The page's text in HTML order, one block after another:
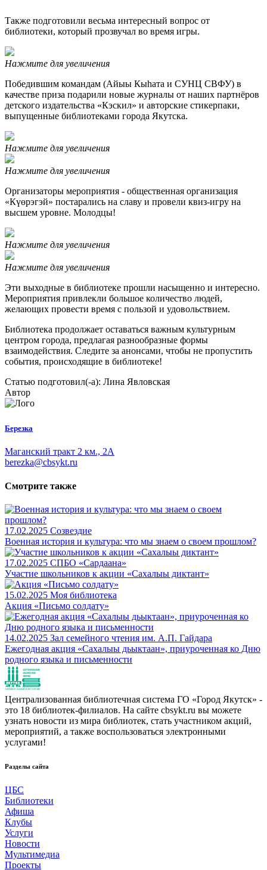
Также подготовили весьма интересный вопрос от
библиотеки, который прозвучал во время игры.
Нажмите для увеличения
Победившим командам (Айыы Кыһата и СУНЦ СВФУ) в
качестве приза подарили новые журналы от наших партнёров
детского издательства «Кэскил» и авторские стикерпаки,
выпущенные библиотеками города Якутска.
Нажмите для увеличения
Нажмите для увеличения
Организаторы мероприятия - общественная организация
«Күөрэгэй» постарались на славу и провели квиз-игру на
высшем уровне. Молодцы!
Нажмите для увеличения
Нажмите для увеличения
Эти выходные в библиотеке прошли насыщенно и интересно.
Мероприятия привлекли большое количество людей,
желающих провести время с пользой и удовольствием.
Библиотека продолжает оставаться важным культурным
центром города, предлагая разнообразные формы
взаимодействия. Следите за анонсами, чтобы не пропустить
события, происходящие в библиотеке!
Статью подготовил(-а): Лина Явловская
Автор
Березка
Маганский тракт 2 км., 2А
berezka@cbsykt.ru
Смотрите также
17.02.2025 Созвездие
Военная история и культура: что мы знаем о своем прошлом?
17.02.2025 СПБО «Сардаана»
Участие школьников к акции «Сахалыы диктант»
15.02.2025 Моя библиотека
Акция «Письмо солдату»
14.02.2025 Зал семейного чтения им. А.П. Гайдара
Ежегодная акция «Сахалыы дьыктаан», приуроченная ко Дню
родного языка и письменности
Централизованная библиотечная система ГО «Город Якутск» -
это 18 библиотек-филиалов. На сайте cbsykt.ru вы можете
узнать новости из мира библиотек, стать участником акций,
мероприятий, а также воспользоваться электронными
услугами!
Разделы сайта
ЦБС
Библиотеки
Афиша
Клубы
Услуги
Новости
Мультимедиа
Проекты